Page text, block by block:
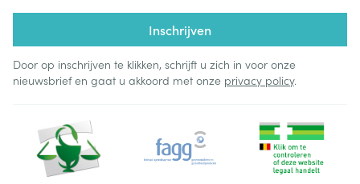
Inschrijven
Door op inschrijven te klikken, schrijft u zich in voor onze
nieuwsbrief en gaat u akkoord met onze privacy policy.